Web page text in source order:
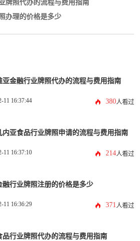
牌照代办的流程与费用指南
办理的价格是多少
亚金融行业牌照代办的流程与费用指南
11 16:37:44 380人看过
内亚食品行业牌照申请的流程与费用指南
11 16:37:10 214人看过
融行业牌照注册的价格是多少
11 16:36:29 371人看过
品行业牌照代办的流程与费用指南